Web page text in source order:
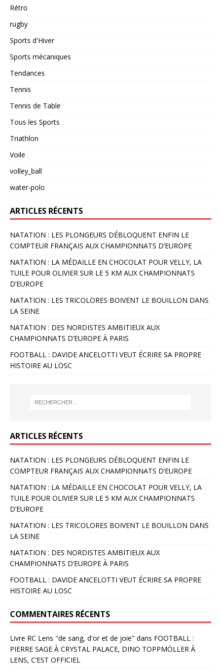
Rétro
rugby
Sports d'Hiver
Sports mécaniques
Tendances
Tennis
Tennis de Table
Tous les Sports
Triathlon
Voile
volley_ball
water-polo
ARTICLES RÉCENTS
NATATION : LES PLONGEURS DÉBLOQUENT ENFIN LE
COMPTEUR FRANÇAIS AUX CHAMPIONNATS D’EUROPE
NATATION : LA MÉDAILLE EN CHOCOLAT POUR VELLY, LA
TUILE POUR OLIVIER SUR LE 5 KM AUX CHAMPIONNATS
D’EUROPE
NATATION : LES TRICOLORES BOIVENT LE BOUILLON DANS
LA SEINE
NATATION : DES NORDISTES AMBITIEUX AUX
CHAMPIONNATS D’EUROPE À PARIS
FOOTBALL : DAVIDE ANCELOTTI VEUT ÉCRIRE SA PROPRE
HISTOIRE AU LOSC
ARTICLES RÉCENTS
NATATION : LES PLONGEURS DÉBLOQUENT ENFIN LE
COMPTEUR FRANÇAIS AUX CHAMPIONNATS D’EUROPE
NATATION : LA MÉDAILLE EN CHOCOLAT POUR VELLY, LA
TUILE POUR OLIVIER SUR LE 5 KM AUX CHAMPIONNATS
D’EUROPE
NATATION : LES TRICOLORES BOIVENT LE BOUILLON DANS
LA SEINE
NATATION : DES NORDISTES AMBITIEUX AUX
CHAMPIONNATS D’EUROPE À PARIS
FOOTBALL : DAVIDE ANCELOTTI VEUT ÉCRIRE SA PROPRE
HISTOIRE AU LOSC
COMMENTAIRES RÉCENTS
Livre RC Lens "de sang, d'or et de joie" dans FOOTBALL :
PIERRE SAGE À CRYSTAL PALACE, DINO TOPPMÖLLER À
LENS, C’EST OFFICIEL